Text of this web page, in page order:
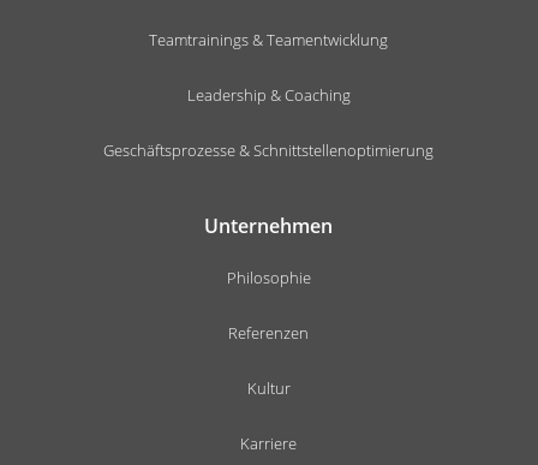
Teamtrainings & Teamentwicklung
Leadership & Coaching
Geschäftsprozesse & Schnittstellenoptimierung
Unternehmen
Philosophie
Referenzen
Kultur
Karriere